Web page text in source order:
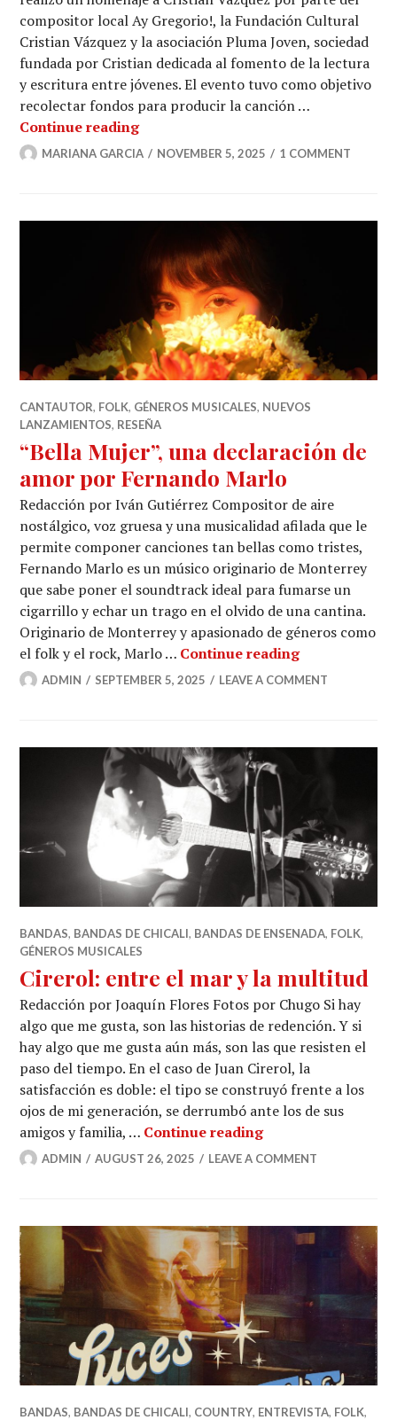
compositor local Ay Gregorio!, la Fundación Cultural
Cristian Vázquez y la asociación Pluma Joven, sociedad
fundada por Cristian dedicada al fomento de la lectura
y escritura entre jóvenes. El evento tuvo como objetivo
recolectar fondos para producir la canción …
Continue readingHomenaje con propósito: Ensenada
MARIANA GARCIA NOVEMBER 5, 2025 1 COMMENT
CANTAUTOR, FOLK, GÉNEROS MUSICALES, NUEVOS
LANZAMIENTOS, RESEÑA
“Bella Mujer”, una declaración de
amor por Fernando Marlo
Redacción por Iván Gutiérrez Compositor de aire
nostálgico, voz gruesa y una musicalidad afilada que le
permite componer canciones tan bellas como tristes,
Fernando Marlo es un músico originario de Monterrey
que sabe poner el soundtrack ideal para fumarse un
cigarrillo y echar un trago en el olvido de una cantina.
Originario de Monterrey y apasionado de géneros como
el folk y el rock, Marlo … Continue reading“Bella
ADMIN SEPTEMBER 5, 2025 LEAVE A COMMENT
BANDAS, BANDAS DE CHICALI, BANDAS DE ENSENADA, FOLK,
GÉNEROS MUSICALES
Cirerol: entre el mar y la multitud
Redacción por Joaquín Flores Fotos por Chugo Si hay
algo que me gusta, son las historias de redención. Y si
hay algo que me gusta aún más, son las que resisten el
paso del tiempo. En el caso de Juan Cirerol, la
satisfacción es doble: el tipo se construyó frente a los
ojos de mi generación, se derrumbó ante los de sus
amigos y familia, … Continue readingCirerol: entre el
ADMIN AUGUST 26, 2025 LEAVE A COMMENT
BANDAS, BANDAS DE CHICALI, COUNTRY, ENTREVISTA, FOLK,